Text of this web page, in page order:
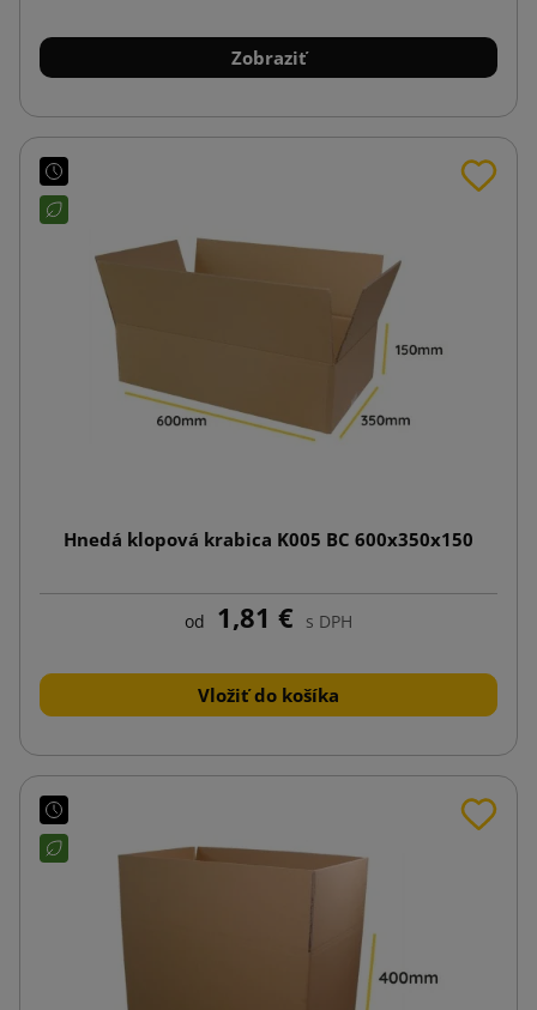
Zobraziť
Hnedá klopová krabica K005 BC 600x350x150
od 1,81 € s DPH
Vložiť do košíka